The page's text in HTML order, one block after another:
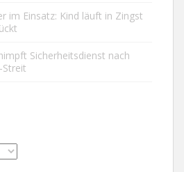
im Einsatz: Kind läuft in Zingst
Sicherheitsdienst nach
Streit